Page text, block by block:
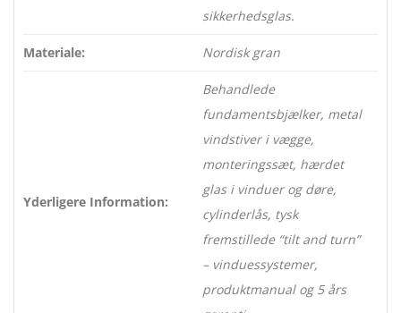
sikkerhedsglas.
Materiale: Nordisk gran
Yderligere Information:
Behandlede
fundamentsbjælker, metal
vindstiver i vægge,
monteringssæt, hærdet
glas i vinduer og døre,
cylinderlås, tysk
fremstillede “tilt and turn”
– vinduessystemer,
produktmanual og 5 års